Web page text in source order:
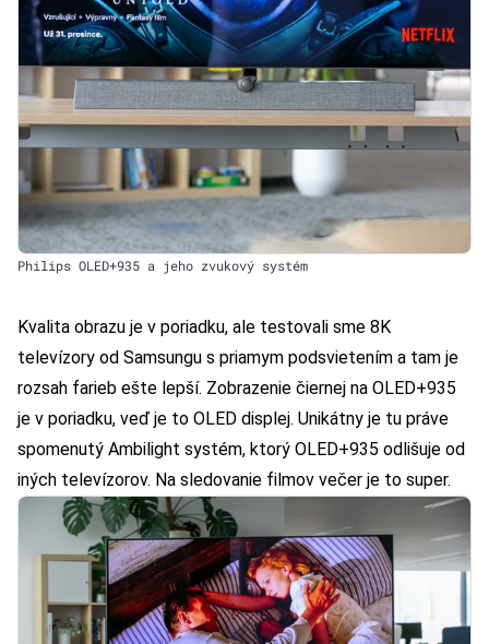
Philips OLED+935 a jeho zvukový systém
Kvalita obrazu je v poriadku, ale testovali sme 8K
televízory od Samsungu s priamym podsvietením a tam je
rozsah farieb ešte lepší. Zobrazenie čiernej na OLED+935
je v poriadku, veď je to OLED displej. Unikátny je tu práve
spomenutý Ambilight systém, ktorý OLED+935 odlišuje od
iných televízorov. Na sledovanie filmov večer je to super.